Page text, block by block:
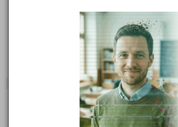
Základní škola Benecko, příspěvková
, 51237 Benecko 150
Ředitel: Mgr. Alena Šírová